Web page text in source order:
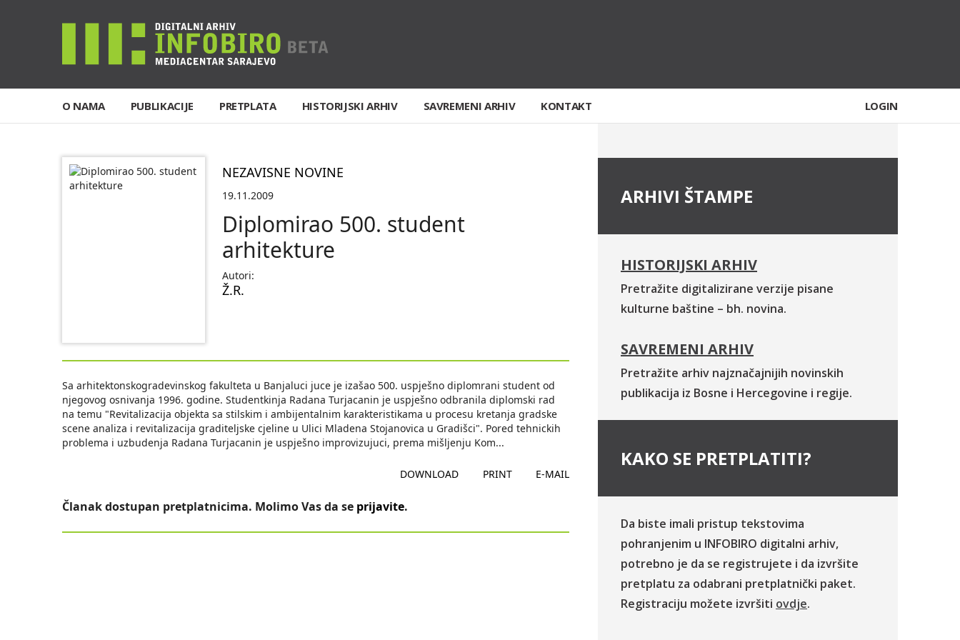
O NAMA PUBLIKACIJE PRETPLATA HISTORIJSKI ARHIV SAVREMENI ARHIV KONTAKT LOGIN
NEZAVISNE NOVINE
19.11.2009
Diplomirao 500. student
arhitekture
Autori:
Ž.R.
Sa arhitektonskogradevinskog fakulteta u Banjaluci juce je izašao 500. uspješno diplomrani student od
njegovog osnivanja 1996. godine. Studentkinja Radana Turjacanin je uspješno odbranila diplomski rad
na temu "Revitalizacija objekta sa stilskim i ambijentalnim karakteristikama u procesu kretanja gradske
scene analiza i revitalizacija graditeljske cjeline u Ulici Mladena Stojanovica u Gradišci". Pored tehnickih
problema i uzbudenja Radana Turjacanin je uspješno improvizujuci, prema mišljenju Kom...
DOWNLOAD PRINT E-MAIL
Članak dostupan pretplatnicima. Molimo Vas da se prijavite.
ARHIVI ŠTAMPE
HISTORIJSKI ARHIV
Pretražite digitalizirane verzije pisane
kulturne baštine – bh. novina.
SAVREMENI ARHIV
Pretražite arhiv najznačajnijih novinskih
publikacija iz Bosne i Hercegovine i regije.
KAKO SE PRETPLATITI?
Da biste imali pristup tekstovima
pohranjenim u INFOBIRO digitalni arhiv,
potrebno je da se registrujete i da izvršite
pretplatu za odabrani pretplatnički paket.
Registraciju možete izvršiti ovdje.